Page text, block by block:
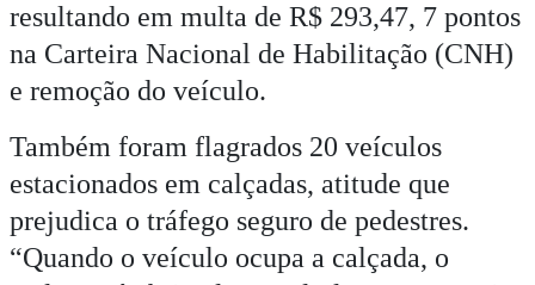
resultando em multa de R$ 293,47, 7 pontos
na Carteira Nacional de Habilitação (CNH)
e remoção do veículo.
Também foram flagrados 20 veículos
estacionados em calçadas, atitude que
prejudica o tráfego seguro de pedestres.
“Quando o veículo ocupa a calçada, o